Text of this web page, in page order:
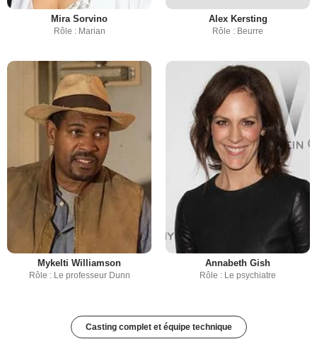
Mira Sorvino
Rôle : Marian
Alex Kersting
Rôle : Beurre
Mykelti Williamson
Rôle : Le professeur Dunn
Annabeth Gish
Rôle : Le psychiatre
Casting complet et équipe technique